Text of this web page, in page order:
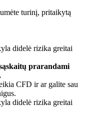
turinį, pritaikytą
didelė rizika greitai
prarandami
CFD ir ar galite sau
didelė rizika greitai